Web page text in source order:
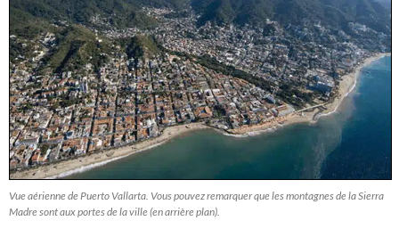
Vue aérienne de Puerto Vallarta. Vous pouvez remarquer que les montagnes de la Sierra
Madre sont aux portes de la ville (en arrière plan).